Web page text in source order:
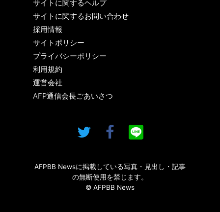
サイトに関するヘルプ
サイトに関するお問い合わせ
採用情報
サイトポリシー
プライバシーポリシー
利用規約
運営会社
AFP通信会長ごあいさつ
AFPBB Newsに掲載している写真・見出し・記事
の無断使用を禁じます。
© AFPBB News